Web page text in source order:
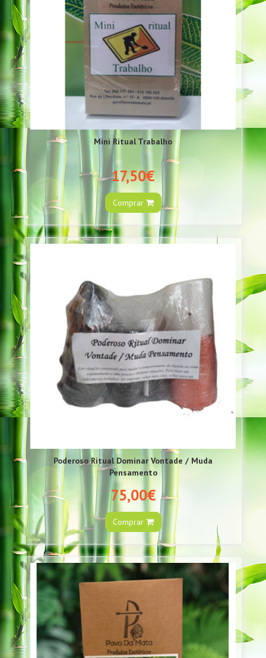
Mini Ritual Trabalho
17,50€
Comprar
Poderoso Ritual Dominar Vontade / Muda
Pensamento
75,00€
Comprar